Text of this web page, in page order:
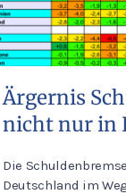
Ärgernis
nicht nur in
Die
Deutschland im